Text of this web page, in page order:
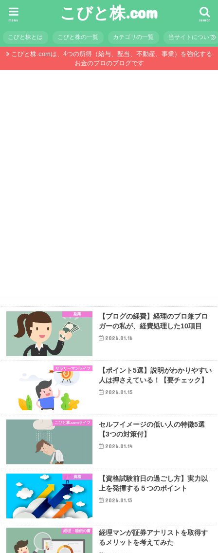
こびと株.com search
menu
こびと株とは こびと株の一覧 カテゴリの一覧 当サイトについて
こびと株.comは、4つの所得（給与、配当、不動産、事業）を強化する
お金のプロのブログです
副業
【ブログの経費】経理のプロ兼ブロ
ガーの私が、経費処理した10項目
2026.01.16
サラリーマンライフ
【ポイント5選】説明がわかりやすい
人は押さえている！【要チェック】
2026.01.15
こびと株.comライフ
セルフイメージの低い人の特徴5選
【3つの対策付】
2026.01.14
資格
【資格試験前日の過ごし方】実力以
上を発揮する５つのポイント
2026.01.13
経理・秘伝の書
経理マンが証券アナリストを取得す
るメリットを考えてみた